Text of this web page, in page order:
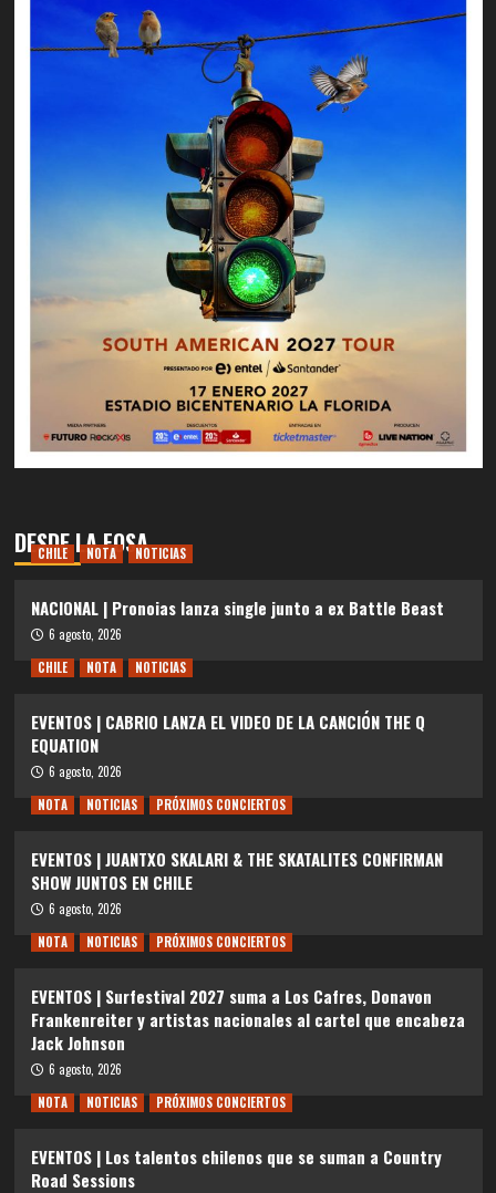
DESDE LA FOSA
CHILE NOTA NOTICIAS
NACIONAL | Pronoias lanza single junto a ex Battle Beast
6 agosto, 2026
CHILE
NOTA NOTICIAS
EVENTOS | CABRIO LANZA EL VIDEO DE LA CANCIÓN THE Q
EQUATION
6 agosto, 2026
NOTA
NOTICIAS PRÓXIMOS CONCIERTOS
EVENTOS | JUANTXO SKALARI & THE SKATALITES CONFIRMAN
SHOW JUNTOS EN CHILE
6 agosto, 2026
NOTA
NOTICIAS PRÓXIMOS CONCIERTOS
EVENTOS | Surfestival 2027 suma a Los Cafres, Donavon
Frankenreiter y artistas nacionales al cartel que encabeza
Jack Johnson
6 agosto, 2026
NOTA
NOTICIAS PRÓXIMOS CONCIERTOS
EVENTOS | Los talentos chilenos que se suman a Country
Road Sessions